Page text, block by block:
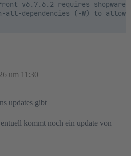
um 11:30
updates gibt
kommt noch ein update von